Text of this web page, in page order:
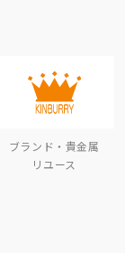
ブランド・貴金属
リユース